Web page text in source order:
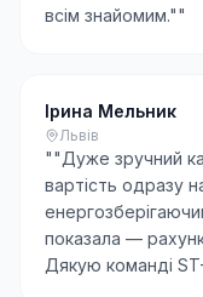
всім знайомим.""
Ірина Мельник
Львів
""Дуже зручний
вартість одразу
показала —
Дякую команді